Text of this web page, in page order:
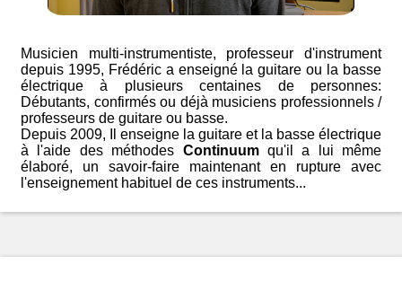
Musicien multi-instrumentiste, professeur d'instrument
depuis 1995, Frédéric a enseigné la guitare ou la basse
électrique à plusieurs centaines de personnes:
Débutants, confirmés ou déjà musiciens professionnels /
professeurs de guitare ou basse.
Depuis 2009, Il enseigne la guitare et la basse électrique
à l'aide des méthodes Continuum qu'il a lui même
élaboré, un savoir-faire maintenant en rupture avec
l'enseignement habituel de ces instruments...